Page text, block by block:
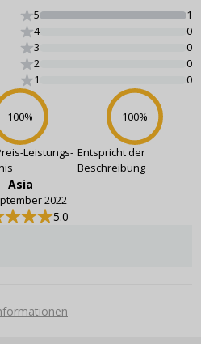
5
1
4
0
3
0
2
0
1
0
100%
Leistungs-
100%
Entspricht der
Beschreibung
Asia
2022
5.0